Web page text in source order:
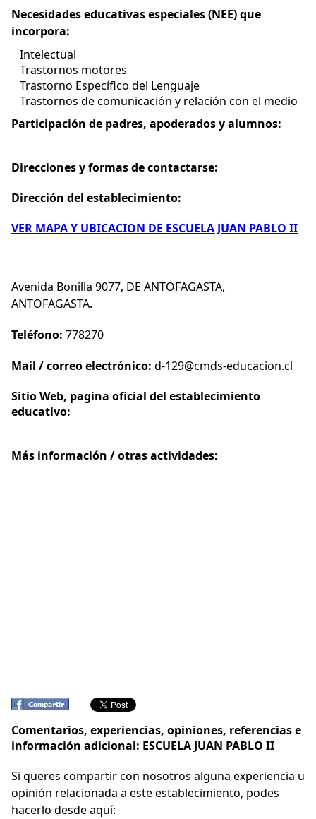
Necesidades educativas especiales (NEE) que
incorpora:
Intelectual
Trastornos motores
Trastorno Específico del Lenguaje
Trastornos de comunicación y relación con el medio
Participación de padres, apoderados y alumnos:
Direcciones y formas de contactarse:
Dirección del establecimiento:
VER MAPA Y UBICACION DE ESCUELA JUAN PABLO II
Avenida Bonilla 9077, DE ANTOFAGASTA,
ANTOFAGASTA.
Teléfono: 778270
Mail / correo electrónico: d-129@cmds-educacion.cl
Sitio Web, pagina oficial del establecimiento
educativo:
Más información / otras actividades:
Comentarios, experiencias, opiniones, referencias e
información adicional: ESCUELA JUAN PABLO II
Si queres compartir con nosotros alguna experiencia u
opinión relacionada a este establecimiento, podes
hacerlo desde aquí: